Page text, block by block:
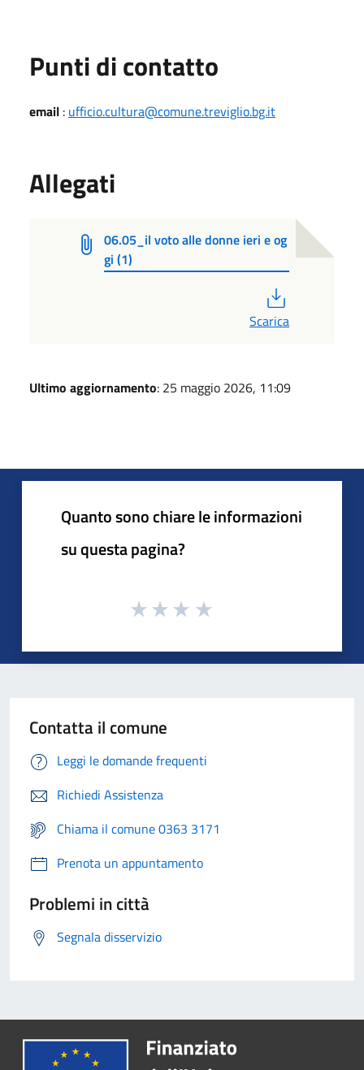
Punti di contatto
email : ufficio.cultura@comune.treviglio.bg.it
Allegati
06.05_il voto alle donne ieri e og
gi (1)
Scarica
Ultimo aggiornamento: 25 maggio 2026, 11:09
Quanto sono chiare le informazioni
su questa pagina?
Contatta il comune
Leggi le domande frequenti
Richiedi Assistenza
Chiama il comune 0363 3171
Prenota un appuntamento
Problemi in città
Segnala disservizio